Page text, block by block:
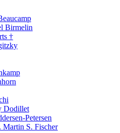
Birmelin
†
Dodillet
Petersen
Martin S. Fischer